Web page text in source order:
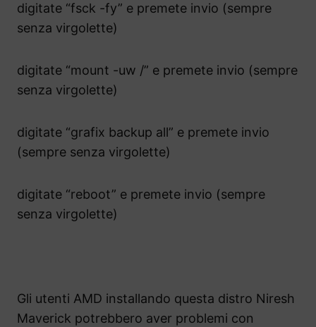
digitate “fsck -fy” e premete invio (sempre
senza virgolette)
digitate “mount -uw /” e premete invio (sempre
senza virgolette)
digitate “grafix backup all” e premete invio
(sempre senza virgolette)
digitate “reboot” e premete invio (sempre
senza virgolette)
Gli utenti AMD installando questa distro Niresh
Maverick potrebbero aver problemi con